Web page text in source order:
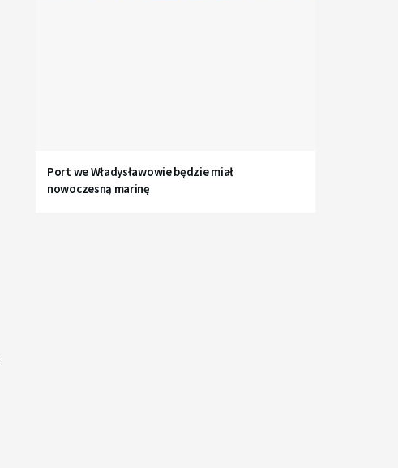
Port we Władysławowie będzie miał
nowoczesną marinę